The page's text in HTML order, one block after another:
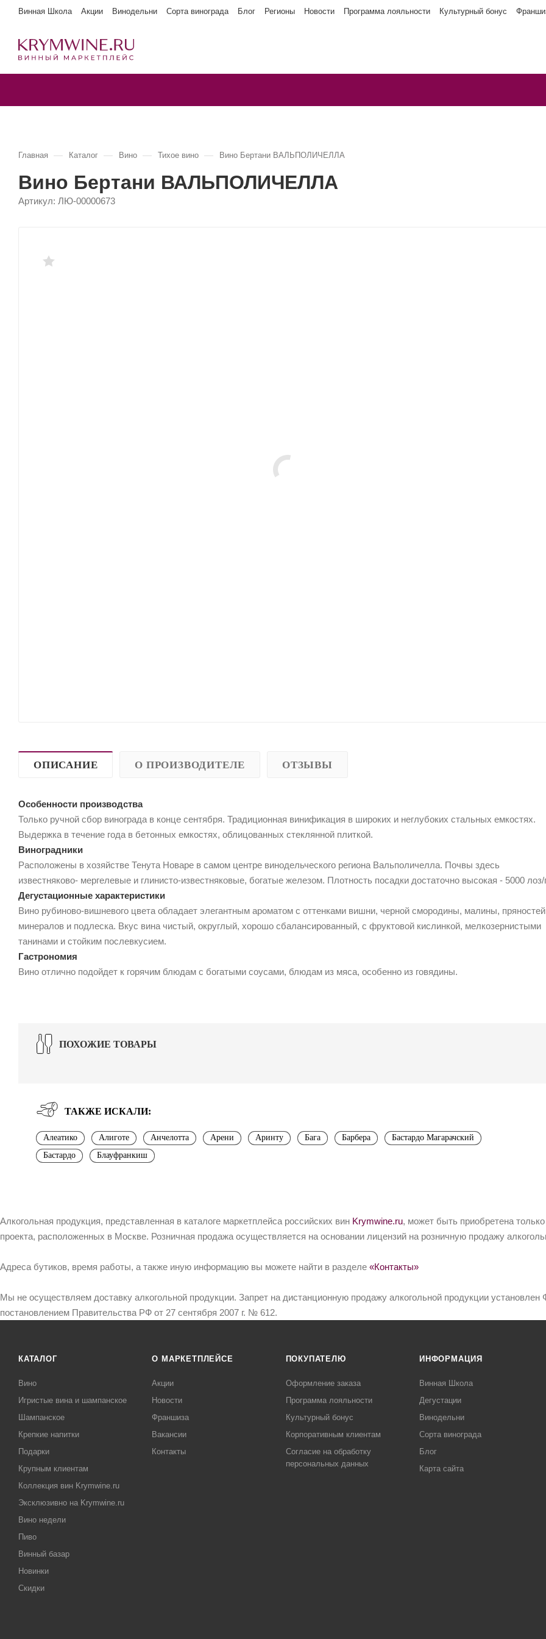
Винная Школа Акции Винодельни Сорта винограда Блог Регионы Новости Программа лояльности Культурный бонус
Главная — Каталог — Вино — Тихое вино — Вино Бертани ВАЛЬПОЛИЧЕЛЛА
Вино Бертани ВАЛЬПОЛИЧЕЛЛА
Артикул: ЛЮ-00000673
ОПИСАНИЕ О ПРОИЗВОДИТЕЛЕ ОТЗЫВЫ
Особенности производства
Только ручной сбор винограда в конце сентября. Традиционная винификация в широких и неглубоких стальных емкостях.
Выдержка в течение года в бетонных емкостях, облицованных стеклянной плиткой.
Виноградники
Расположены в хозяйстве Тенута Новаре в самом центре винодельческого региона Вальполичелла. Почвы здесь
известняково- мергелевые и глинисто-известняковые, богатые железом. Плотность посадки достаточно высокая - 5000 лоз/
Дегустационные характеристики
Вино рубиново-вишневого цвета обладает элегантным ароматом с оттенками вишни, черной смородины, малины,
минералов и подлеска. Вкус вина чистый, округлый, хорошо сбалансированный, с фруктовой кислинкой, мелкозернистыми
танинами и стойким послевкусием.
Гастрономия
Вино отлично подойдет к горячим блюдам с богатыми соусами, блюдам из мяса, особенно из говядины.
ПОХОЖИЕ ТОВАРЫ
ТАКЖЕ ИСКАЛИ:
Алеатико Алиготе Анчелотта Арени Аринту Бага Барбера
Бастардо Магарачский
Бастардо
Блауфранкиш
Алкогольная продукция, представленная в каталоге маркетплейса российских вин Krymwine.ru, может быть приобретена
проекта, расположенных в Москве. Розничная продажа осуществляется на основании лицензий на розничную продажу
Адреса бутиков, время работы, а также иную информацию вы можете найти в разделе «Контакты»
Мы не осуществляем доставку алкогольной продукции. Запрет на дистанционную продажу алкогольной продукции
постановлением Правительства РФ от 27 сентября 2007 г. № 612.
КАТАЛОГ
Вино
Игристые вина и шампанское
Шампанское
Крепкие напитки
Подарки
Крупным клиентам
Коллекция вин Krymwine.ru
Эксклюзивно на Krymwine.ru
Вино недели
Пиво
Винный базар
Новинки
Скидки
О МАРКЕТПЛЕЙСЕ
Акции
Новости
Франшиза
Вакансии
Контакты
ПОКУПАТЕЛЮ
Оформление заказа
Программа лояльности
Культурный бонус
Корпоративным клиентам
Согласие на обработку
персональных данных
ИНФОРМАЦИЯ
Винная Школа
Дегустации
Винодельни
Сорта винограда
Блог
Карта сайта